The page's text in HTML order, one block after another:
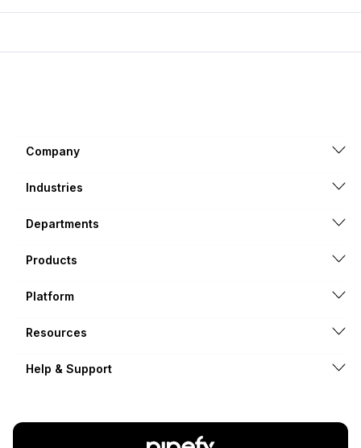
Company
Industries
Departments
Products
Platform
Resources
Help & Support